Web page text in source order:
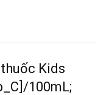
Kids
100mL;